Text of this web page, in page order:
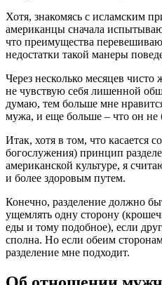
Хотя, знакомясь с исламским
американцы сначала
что преимущества
недостатки такой манеры
Через несколько месяцев
не чувствую себя лишенной
думаю, тем больше мне
мужа, и еще больше – что он не
Итак, хотя в том, что касается
богослужения) принцип
американской культуре, я
и более здоровым путем.
Конечно, разделение должно
ущемлять одну сторону
еды и тому подобное), если
сполна. Но если обеим
разделение мне подходит.